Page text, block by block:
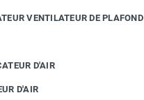
VENTILATEUR DE PLAFOND
D'AIR
D'AIR